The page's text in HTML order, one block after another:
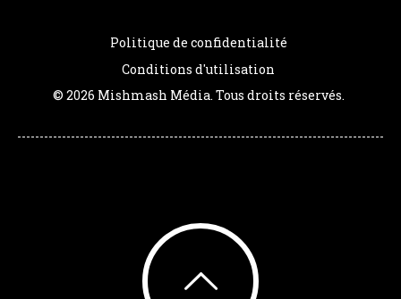
Politique de confidentialité
Conditions d'utilisation
© 2026 Mishmash Média. Tous droits réservés.